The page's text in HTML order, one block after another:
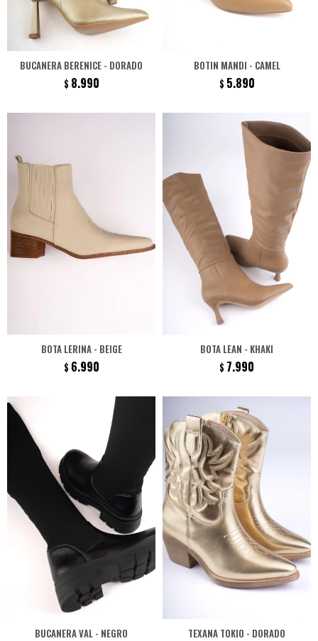
BUCANERA BERENICE - DORADO
$ 8.990
BOTIN MANDI - CAMEL
$ 5.890
BOTA LERINA - BEIGE
$ 6.990
BOTA LEAN - KHAKI
$ 7.990
BUCANERA VAL - NEGRO TEXANA TOKIO - DORADO